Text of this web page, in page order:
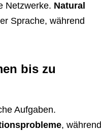
Netzwerke. Natural
Sprache, während
bis zu
Aufgaben.
, während